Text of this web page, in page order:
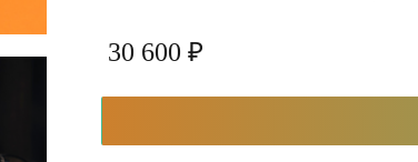
30 600 ₽